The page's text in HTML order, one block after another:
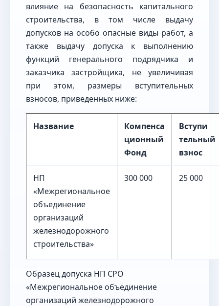
влияние на безопасность капитального
строительства, в том числе выдачу
допусков на особо опасные виды работ, а
также выдачу допуска к выполнению
функций генерального подрядчика и
заказчика застройщика, не увеличивая
при этом, размеры вступительных
взносов, приведенных ниже:
Название
Компенса
ционный
Фонд
Вступи
тельный
взнос
НП
«Межрегиональное
объединение
организаций
железнодорожного
строительства»
300 000 25 000
Образец допуска НП СРО
«Межрегиональное объединение
организаций железнодорожного